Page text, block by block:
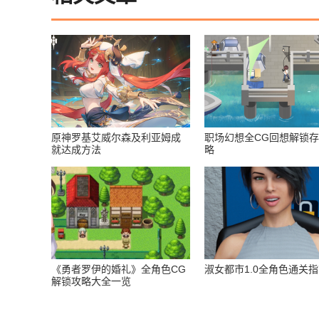
原神罗基艾威尔森及利亚姆成
就达成方法
职场幻想全CG回想解锁
略
《勇者罗伊的婚礼》全角色CG
解锁攻略大全一览
淑女都市1.0全角色通关